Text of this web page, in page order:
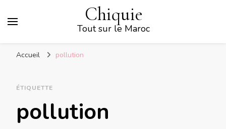
Chiquie
Tout sur le Maroc
Accueil pollution
ÉTIQUETTE
pollution